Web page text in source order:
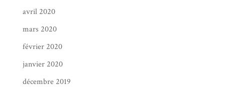
avril 2020
mars 2020
février 2020
janvier 2020
décembre 2019